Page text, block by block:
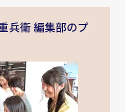
兵衛 編集部のプ